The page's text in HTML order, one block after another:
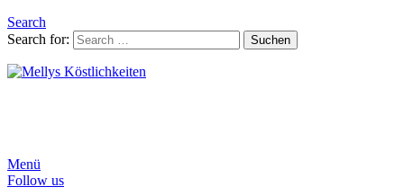
Search
Search for:
Suchen
Menü
Follow us